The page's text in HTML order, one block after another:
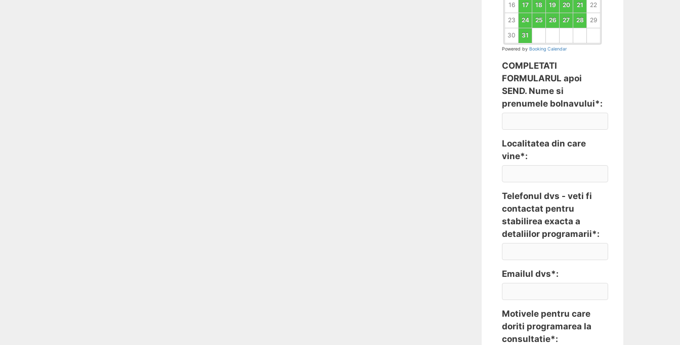
16
17 18 19 20 21
22
23
24 25 26 27 28
29
30
31
Powered by Booking Calendar
COMPLETATI
FORMULARUL apoi
SEND. Nume si
prenumele bolnavului*:
Localitatea din care
vine*:
Telefonul dvs - veti fi
contactat pentru
stabilirea exacta a
detaliilor programarii*:
Emailul dvs*:
Motivele pentru care
doriti programarea la
consultatie*: